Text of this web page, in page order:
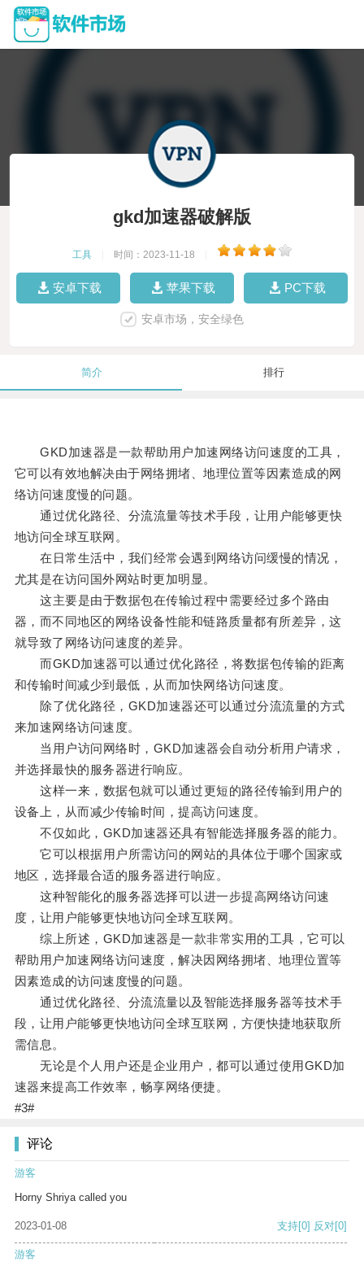
gkd加速器破解版
工具 时间：2023-11-18
安卓下载 苹果下载 PC下载
安卓市场，安全绿色
简介 排行
GKD加速器是一款帮助用户加速网络访问速度的工具，
它可以有效地解决由于网络拥堵、地理位置等因素造成的网
络访问速度慢的问题。
通过优化路径、分流流量等技术手段，让用户能够更快
地访问全球互联网。
在日常生活中，我们经常会遇到网络访问缓慢的情况，
尤其是在访问国外网站时更加明显。
这主要是由于数据包在传输过程中需要经过多个路由
器，而不同地区的网络设备性能和链路质量都有所差异，这
就导致了网络访问速度的差异。
而GKD加速器可以通过优化路径，将数据包传输的距离
和传输时间减少到最低，从而加快网络访问速度。
除了优化路径，GKD加速器还可以通过分流流量的方式
来加速网络访问速度。
当用户访问网络时，GKD加速器会自动分析用户请求，
并选择最快的服务器进行响应。
这样一来，数据包就可以通过更短的路径传输到用户的
设备上，从而减少传输时间，提高访问速度。
不仅如此，GKD加速器还具有智能选择服务器的能力。
它可以根据用户所需访问的网站的具体位于哪个国家或
地区，选择最合适的服务器进行响应。
这种智能化的服务器选择可以进一步提高网络访问速
度，让用户能够更快地访问全球互联网。
综上所述，GKD加速器是一款非常实用的工具，它可以
帮助用户加速网络访问速度，解决因网络拥堵、地理位置等
因素造成的访问速度慢的问题。
通过优化路径、分流流量以及智能选择服务器等技术手
段，让用户能够更快地访问全球互联网，方便快捷地获取所
需信息。
无论是个人用户还是企业用户，都可以通过使用GKD加
速器来提高工作效率，畅享网络便捷。
#3#
评论
游客
Horny Shriya called you
2023-01-08 支持[0] 反对[0]
游客